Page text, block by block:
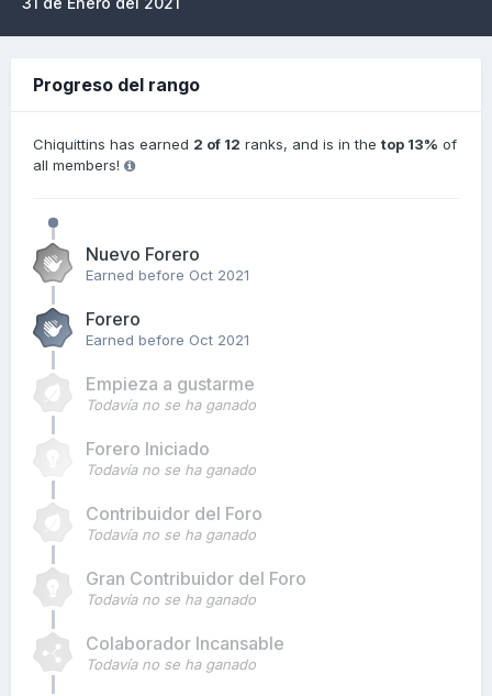
Progreso del rango
Chiquittins has earned 2 of 12 ranks, and is in the top 13% of
all members!
Nuevo Forero
Earned before Oct 2021
Forero
Earned before Oct 2021
Empieza a gustarme
Todavía no se ha ganado
Forero Iniciado
Todavía no se ha ganado
Contribuidor del Foro
Todavía no se ha ganado
Gran Contribuidor del Foro
Todavía no se ha ganado
Colaborador Incansable
Todavía no se ha ganado